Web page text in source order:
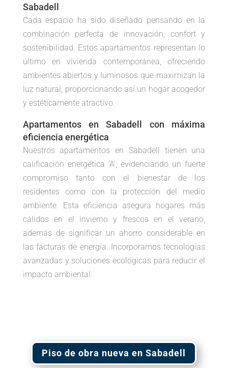
Sabadell
Cada espacio ha sido diseñado pensando en la
combinación perfecta de innovación, confort y
sostenibilidad. Estos apartamentos representan lo
último en vivienda contemporánea, ofreciendo
ambientes abiertos y luminosos que maximizan la
luz natural, proporcionando así un hogar acogedor
y estéticamente atractivo.
Apartamentos en Sabadell con máxima
eficiencia energética
Nuestros apartamentos en Sabadell tienen una
calificación energética ‘A’, evidenciando un fuerte
compromiso tanto con el bienestar de los
residentes como con la protección del medio
ambiente. Esta eficiencia asegura hogares más
cálidos en el invierno y frescos en el verano,
además de significar un ahorro considerable en
las facturas de energía. Incorporamos tecnologías
avanzadas y soluciones ecológicas para reducir el
impacto ambiental.
Piso de obra nueva en Sabadell